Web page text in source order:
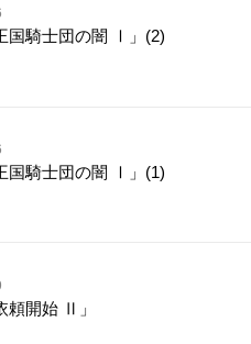
国騎士団の闇 Ⅰ」(2)
国騎士団の闇 Ⅰ」(1)
頼開始 Ⅱ」